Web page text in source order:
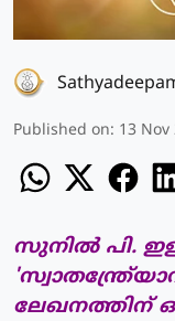
Published on: 13 Nov
സുനില്‍ പി.
ലേഖനത്തിന്